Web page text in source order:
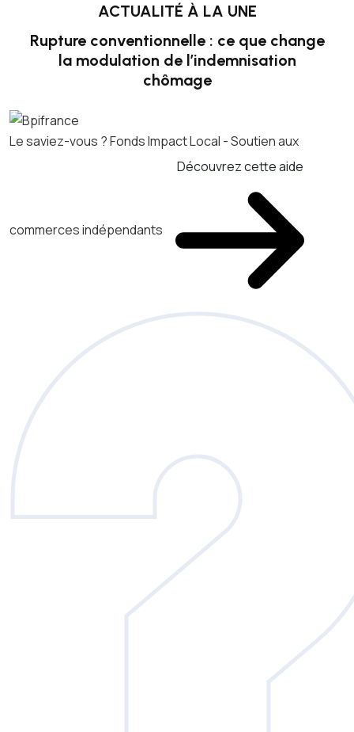
ACTUALITÉ À LA UNE
Rupture conventionnelle : ce que change
la modulation de l’indemnisation
chômage
Le saviez-vous ?Fonds Impact Local - Soutien aux
commerces indépendants
Découvrez cette aide